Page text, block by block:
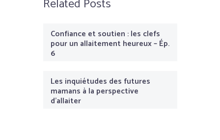
Related Posts
Confiance et soutien : les clefs
pour un allaitement heureux – Ép.
6
Les inquiétudes des futures
mamans à la perspective
d’allaiter